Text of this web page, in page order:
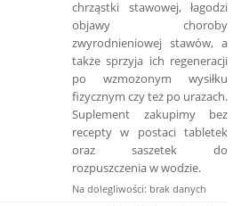
chrząstki stawowej, łagodzi
objawy choroby
zwyrodnieniowej stawów, a
także sprzyja ich regeneracji
po wzmożonym wysiłku
fizycznym czy też po urazach.
Suplement zakupimy bez
recepty w postaci tabletek
oraz saszetek do
rozpuszczenia w wodzie.
Na dolegliwości: brak danych